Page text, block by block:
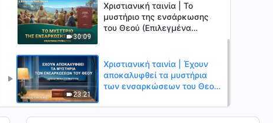
30:09
Χριστιανική ταινία | Το
μυστήριο της ενσάρκωσης
του Θεού (Επιλεγμένα
23:21
Χριστιανική ταινία | Έχουν
αποκαλυφθεί τα μυστήρια
των ενσαρκώσεων του Θεού